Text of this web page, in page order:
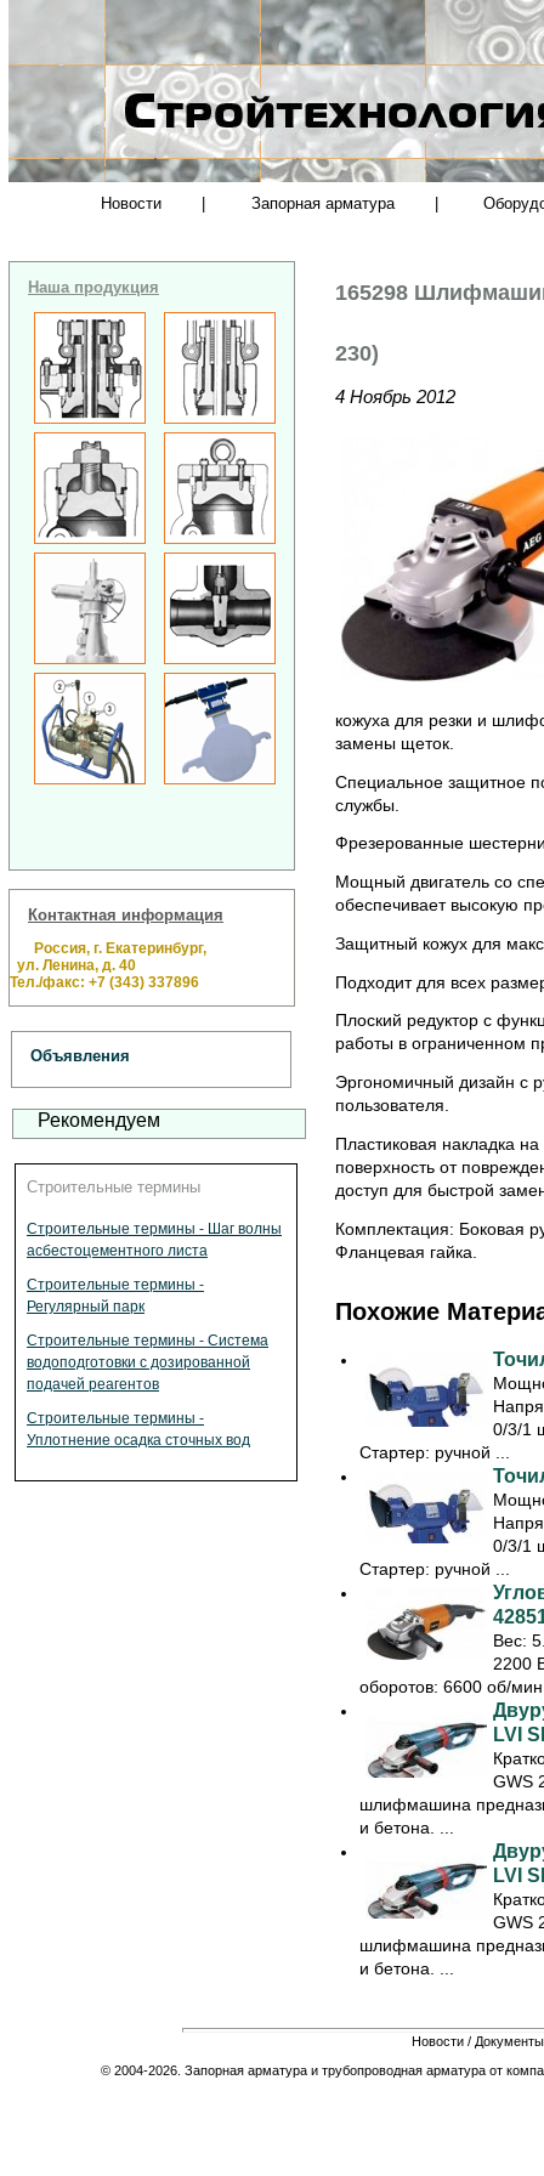
Новости Запорная арматура
Наша продукция
Контактная информация
Россия, г. Екатеринбург,
ул. Ленина, д. 40
Тел./факс: +7 (343) 337896
Объявления
Рекомендуем
Строительные термины
Строительные термины - Шаг волны
асбестоцементного листа
Строительные термины -
Регулярный парк
Строительные термины - Система
водоподготовки с дозированной
подачей реагентов
Строительные термины -
Уплотнение осадка сточных вод
165298
230)
4 Ноябрь 2012
кожуха для резки и
замены щеток.
Специальное защитное
службы.
Фрезерованные
Мощный двигатель со
обеспечивает высокую
Защитный кожух для
Подходит для всех
Плоский редуктор с
работы в ограниченном
Эргономичный дизайн с
пользователя.
Пластиковая накладка
поверхность от
доступ для быстрой
Комплектация: Боковая
Фланцевая гайка.
Похожие
0/3/1
Стартер: ручной ...
0/3/1
Стартер: ручной ...
Вес:
2200
оборотов: 6600 об/
LVI
GWS
шлифмашина
и бетона. ...
LVI
GWS
шлифмашина
и бетона. ...
Новости / Документы
© 2004-2026. Запорная арматура и трубопроводная арматура от